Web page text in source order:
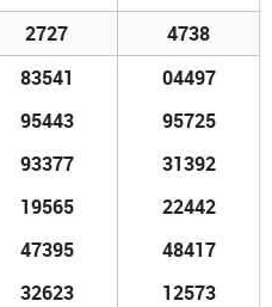
2727 4738
83541
95443
93377
19565
47395
32623
04497
95725
31392
22442
48417
12573